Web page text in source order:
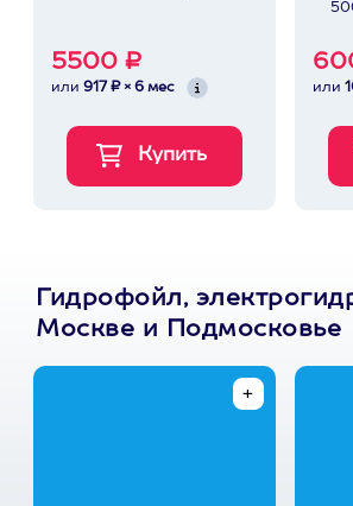
5500 ₽
или 917 ₽ × 6 мес или
Гидрофойл,
Москве и Подмосковье